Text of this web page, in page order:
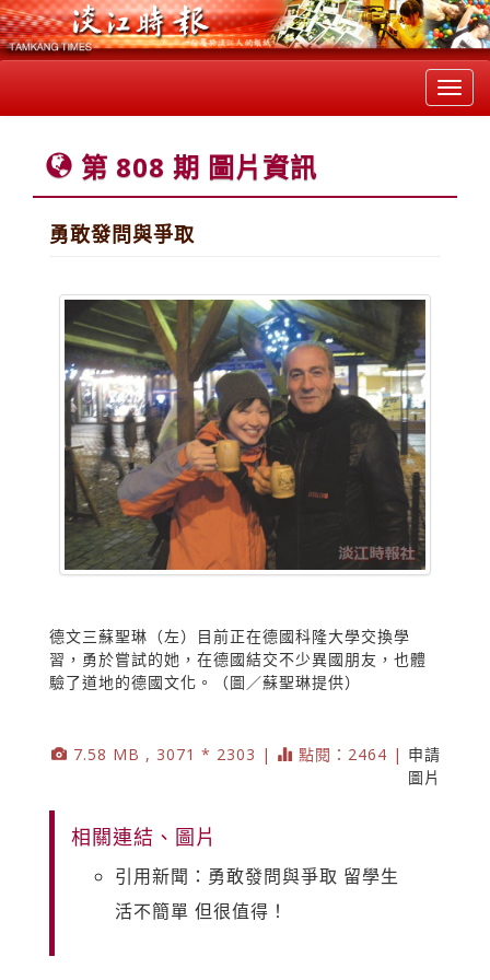
第 808 期 圖片資訊
勇敢發問與爭取
德文三蘇聖琳（左）目前正在德國科隆大學交換學
習，勇於嘗試的她，在德國結交不少異國朋友，也體
驗了道地的德國文化。（圖／蘇聖琳提供）
7.58 MB , 3071 * 2303 | 點閱：2464 | 申請
圖片
相關連結、圖片
引用新聞：勇敢發問與爭取 留學生
活不簡單 但很值得！